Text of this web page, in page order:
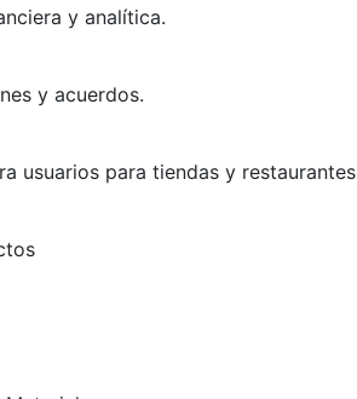
y analítica.
y acuerdos.
usuarios para tiendas y restaurantes